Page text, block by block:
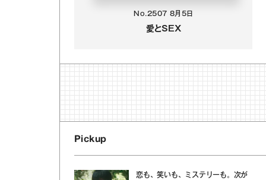
No.2507 8月5日
愛とSEX
Pickup
恋も、笑いも、ミステリーも。次が